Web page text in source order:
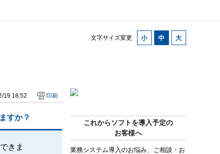
文字サイズ変更
これからソフトを導入予定の
お客様へ
業務システム導入のお悩み、ご相談・お
19 18:52 印刷
すか？
きま